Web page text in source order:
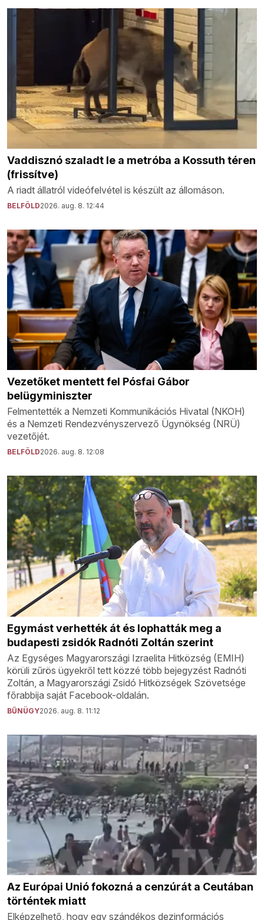
Vaddisznó szaladt le a metróba a Kossuth téren
(frissítve)
A riadt állatról videófelvétel is készült az állomáson.
BELFÖLD2026. aug. 8. 12:44
Vezetőket mentett fel Pósfai Gábor
belügyminiszter
Felmentették a Nemzeti Kommunikációs Hivatal (NKOH)
és a Nemzeti Rendezvényszervező Ügynökség (NRÜ)
vezetőjét.
BELFÖLD2026. aug. 8. 12:08
Egymást verhették át és lophatták meg a
budapesti zsidók Radnóti Zoltán szerint
Az Egységes Magyarországi Izraelita Hitközség (EMIH)
körüli zűrös ügyekről tett közzé több bejegyzést Radnóti
Zoltán, a Magyarországi Zsidó Hitközségek Szövetsége
főrabbija saját Facebook-oldalán.
BŰNÜGY2026. aug. 8. 11:12
Az Európai Unió fokozná a cenzúrát a Ceutában
történtek miatt
Elképzelhető, hogy egy szándékos dezinformációs